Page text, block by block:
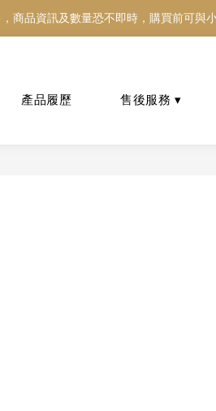
商品資訊及數量恐不即時，購買前可與
商品資訊及數量恐不即時，購買前可與
，商品資訊及數量恐不即時，購買前可與